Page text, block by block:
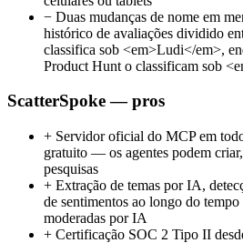
− Duas mudanças de nome em
histórico de avaliações dividido
classifica sob <em>Ludi</em>,
Product Hunt o classificam sob
ScatterSpoke — pros
+ Servidor oficial do MCP em
gratuito — os agentes podem
pesquisas
+ Extração de temas por IA,
de sentimentos ao longo do
moderadas por IA
+ Certificação SOC 2 Tipo II